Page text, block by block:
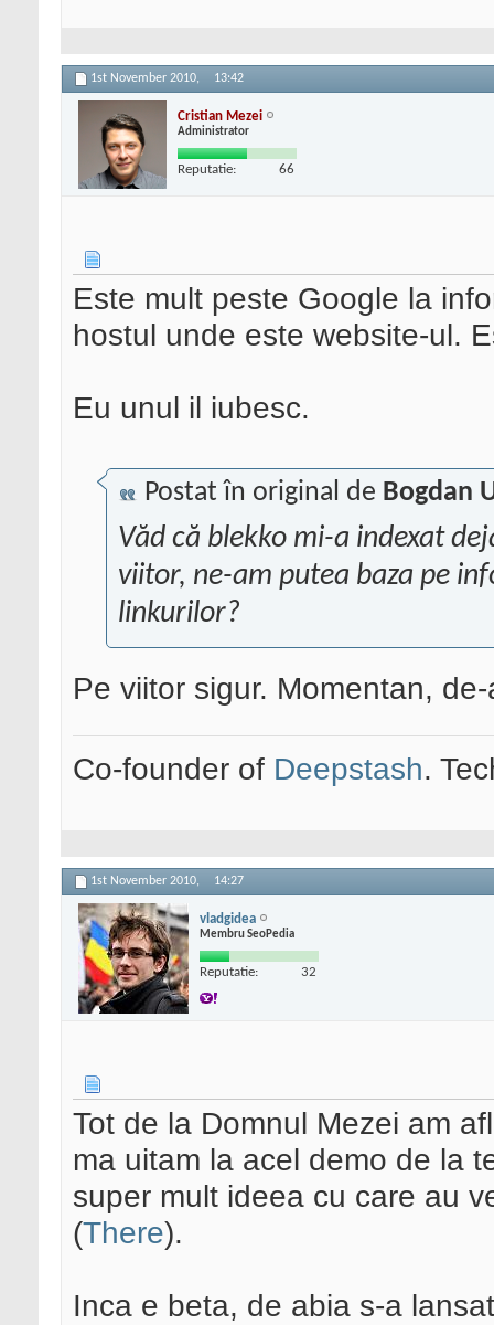
1st November 2010, 13:42
Cristian Mezei
Administrator
Reputatie: 66
Este mult peste Google la
hostul unde este website-ul.
Eu unul il iubesc.
Postat în original de Bogdan
Văd că blekko mi-a indexat
viitor, ne-am putea baza pe
linkurilor?
Pe viitor sigur. Momentan,
Co-founder of Deepstash.
1st November 2010, 14:27
vladgidea
Membru SeoPedia
Reputatie: 32
Tot de la Domnul Mezei am
ma uitam la acel demo de la
super mult ideea cu care au
(There).
Inca e beta, de abia s-a